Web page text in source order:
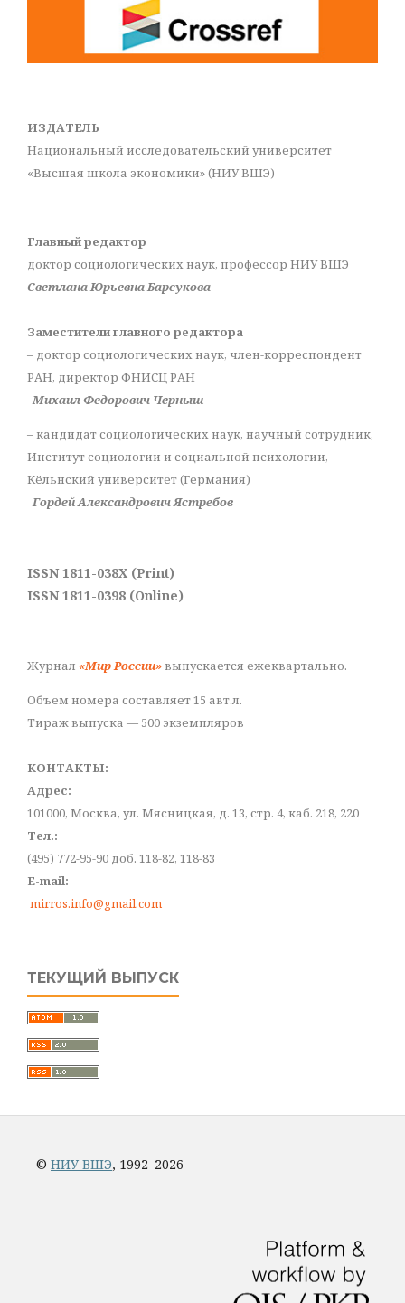
ИЗДАТЕЛЬ
Национальный исследовательский университет
«Высшая школа экономики» (НИУ ВШЭ)
Главный редактор
доктор социологических наук, профессор НИУ ВШЭ
Светлана Юрьевна Барсукова
Заместители главного редактора
– доктор социологических наук, член-корреспондент
РАН, директор ФНИСЦ РАН
Михаил Федорович Черныш
– кандидат социологических наук, научный сотрудник,
Институт социологии и социальной психологии,
Кёльнский университет (Германия)
Гордей Александрович Ястребов
ISSN 1811-038X (Print)
ISSN 1811-0398 (Online)
Журнал «Мир России»выпускается ежеквартально.
Объем номера составляет 15 авт.л.
Тираж выпуска — 500 экземпляров
КОНТАКТЫ:
Адрес:
101000, Москва, ул. Мясницкая, д. 13, стр. 4, каб. 218, 220
Тел.:
(495) 772-95-90 доб. 118-82, 118-83
E-mail:
mirros.info@gmail.com
ТЕКУЩИЙ ВЫПУСК
© НИУ ВШЭ, 1992–2026